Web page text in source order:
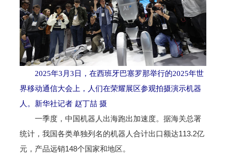
2025年3月3日，在西班牙巴塞罗那举行的2025年世
界移动通信大会上，人们在荣耀展区参观拍摄演示机器
人。新华社记者 赵丁喆 摄
一季度，中国机器人出海跑出加速度。据海关总署
统计，我国各类单独列名的机器人合计出口额达113.2亿
元，产品远销148个国家和地区。